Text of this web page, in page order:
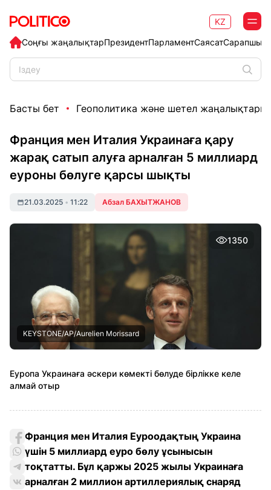
Соңғы жаңалықтарПрезидентПарламентСаясат
KZ
Басты бет Геополитика және шетел жаңалықтары
Франция мен Италия Украинаға қару
жарақ сатып алуға арналған 5 миллиард
еуроны бөлуге қарсы шықты
21.03.2025 • 11:22 Абзал БАХЫТЖАНОВ
1350
KEYSTONE/AP/Aurelien Morissard
Еуропа Украинаға әскери көмекті бөлуде бірлікке келе
алмай отыр
Франция мен Италия Еуроодақтың Украина
үшін 5 миллиард еуро бөлу ұсынысын
тоқтатты. Бұл қаржы 2025 жылы Украинаға
арналған 2 миллион артиллериялық снаряд